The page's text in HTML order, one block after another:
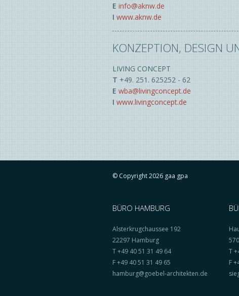
E info@aknw.de
I www.aknw.de
KONZEPTION, DESIGN
LIVING CONCEPT
T+49. 251. 625252 - 62
E wba@livingconcept.de
I www.livingconcept.de
© Copyright 2026 gaa gpa
BÜRO HAMBURG
Alsterkrugchaussee 192
22297 Hamburg
T +49 40 51 31 49 64
F +49 40 51 31 49 65
hamburg@goebel-architekten.de
T
F